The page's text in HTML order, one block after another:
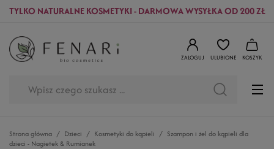
TYLKO NATURALNE KOSMETYKI - DARMOWA WYSYŁKA OD 200 ZŁ
ZALOGUJ ULUBIONE KOSZYK
Strona główna Dzieci Kosmetyki do kąpieli
Szampon i żel do kąpieli dla
dzieci - Nagietek & Rumianek